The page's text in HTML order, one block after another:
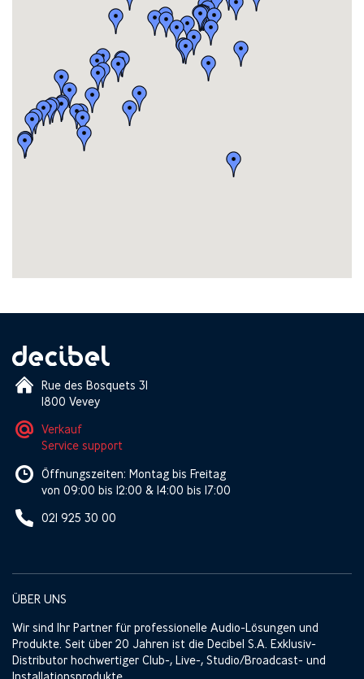
Rue des Bosquets 31
1800 Vevey
Verkauf
Service support
Öffnungszeiten: Montag bis Freitag
von 09:00 bis 12:00 & 14:00 bis 17:00
021 925 30 00
ÜBER UNS
Wir sind Ihr Partner für professionelle Audio-Lösungen und
Produkte. Seit über 20 Jahren ist die Decibel S.A. Exklusiv-
Distributor hochwertiger Club-, Live-, Studio/Broadcast- und
Installationsprodukte.